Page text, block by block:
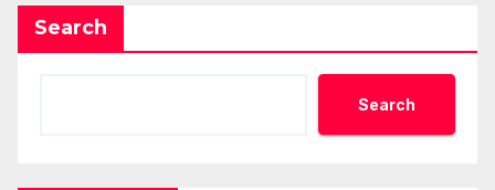
Search
Search